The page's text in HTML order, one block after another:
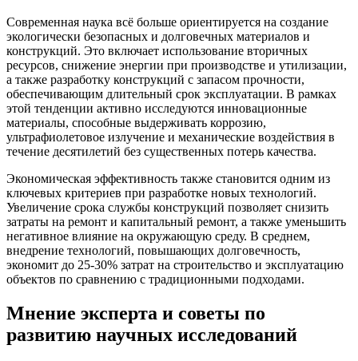
Современная наука всё больше ориентируется на создание
экологически безопасных и долговечных материалов и
конструкций. Это включает использование вторичных
ресурсов, снижение энергии при производстве и утилизации,
а также разработку конструкций с запасом прочности,
обеспечивающим длительный срок эксплуатации. В рамках
этой тенденции активно исследуются инновационные
материалы, способные выдерживать коррозию,
ультрафиолетовое излучение и механические воздействия в
течение десятилетий без существенных потерь качества.
Экономическая эффективность также становится одним из
ключевых критериев при разработке новых технологий.
Увеличение срока службы конструкций позволяет снизить
затраты на ремонт и капитальный ремонт, а также уменьшить
негативное влияние на окружающую среду. В среднем,
внедрение технологий, повышающих долговечность,
экономит до 25-30% затрат на строительство и эксплуатацию
объектов по сравнению с традиционными подходами.
Мнение эксперта и советы по
развитию научных исследований